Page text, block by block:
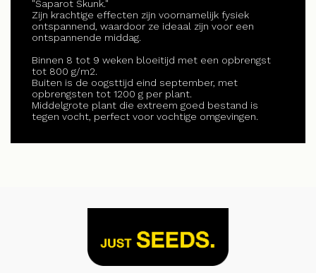
"Saparot Skunk."
Zijn krachtige effecten zijn voornamelijk fysiek
ontspannend, waardoor ze ideaal zijn voor een
ontspannende middag.
Binnen 8 tot 9 weken bloeitijd met een opbrengst
tot 800 g/m2.
Buiten is de oogsttijd eind september, met
opbrengsten tot 1200 g per plant.
Middelgrote plant die extreem goed bestand is
tegen vocht, perfect voor vochtige omgevingen.